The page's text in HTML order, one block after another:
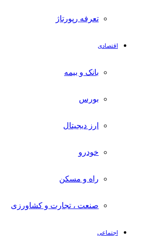
تعرفه رپورتاژ
اقتصادی
بانک و بیمه
بورس
ارز دیجیتال
خودرو
راه و مسکن
صنعت ، تجارت و کشاورزی
اجتماعی